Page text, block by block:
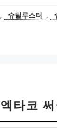
, 슈틸루스터 ,
엑타코